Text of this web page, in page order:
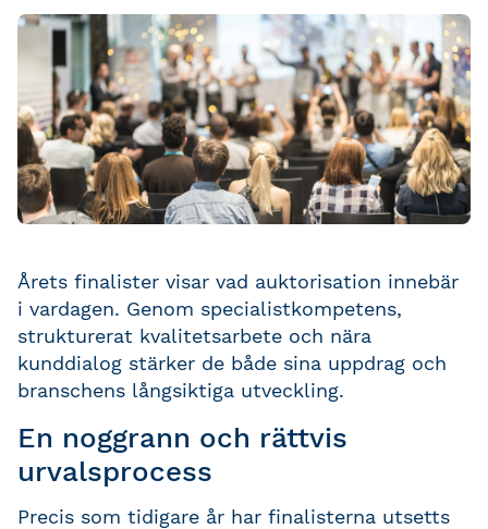
Årets finalister visar vad auktorisation innebär
i vardagen. Genom specialistkompetens,
strukturerat kvalitetsarbete och nära
kunddialog stärker de både sina uppdrag och
branschens långsiktiga utveckling.
En noggrann och rättvis
urvalsprocess
Precis som tidigare år har finalisterna utsetts